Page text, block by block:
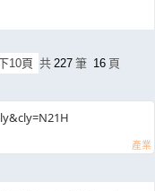
10頁 共 227 筆 16 頁